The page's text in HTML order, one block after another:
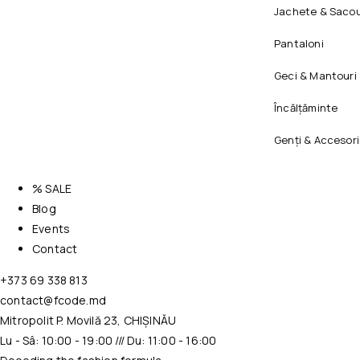
Jachete &
Pantaloni
Geci & Mantouri
Încălțăminte
Genți &
% SALE
Blog
Events
Contact
+373 69 338 813
contact@fcode.md
Mitropolit P. Movilă 23, CHIȘINĂU
Lu - Sâ: 10:00 - 19:00 /// Du: 11:00 - 16:00